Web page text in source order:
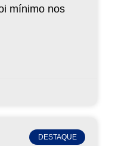
mínimo nos
DESTAQUE